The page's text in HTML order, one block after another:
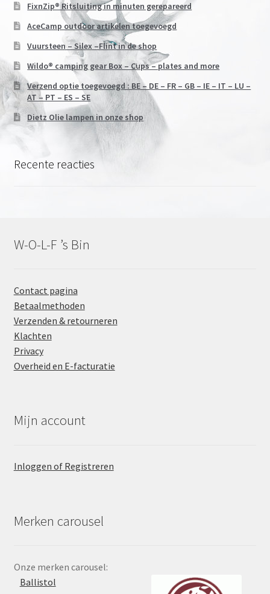
FixnZip® Ritsluiting in minuten gerepareerd
AceCamp outdoor artikelen toegevoegd
Vuursteen – Silex –Flint in de shop
Wildo® camping gear Box – Cups – plates and more
Verzend optie toegevoegd : BE – DE – FR – GB – IE – IT – LU –
AT – PT – ES – SE
Dietz Olie lampen in onze shop
Recente reacties
W-O-L-F ’s Bin
Contact pagina
Betaalmethoden
Verzenden & retourneren
Klachten
Privacy
Overheid en E-facturatie
Mijn account
Inloggen of Registreren
Merken carousel
Onze merken carousel: